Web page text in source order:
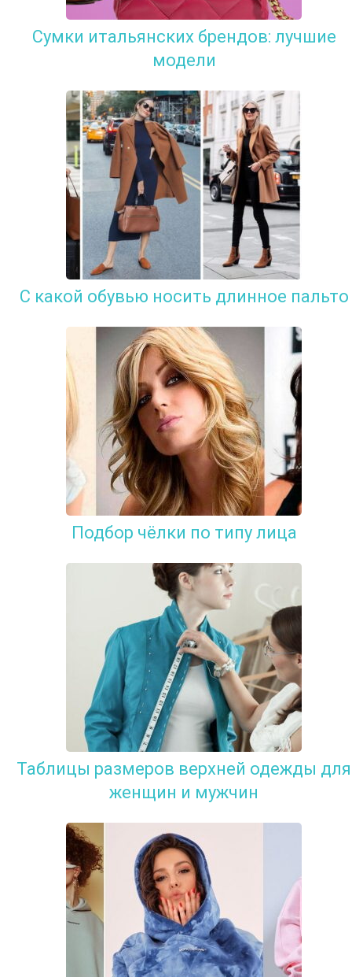
Сумки итальянских брендов: лучшие
модели
С какой обувью носить длинное пальто
Подбор чёлки по типу лица
Таблицы размеров верхней одежды для
женщин и мужчин